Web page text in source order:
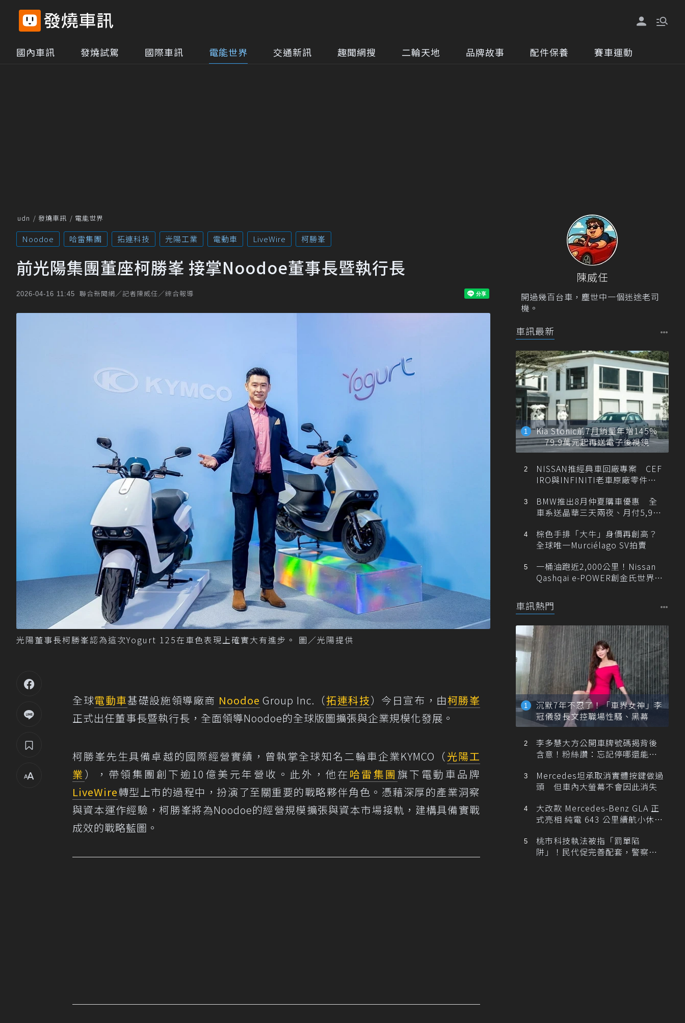
國內車訊 發燒試駕 國際車訊 電能世界 交通新訊 趣聞網搜 二輪天地 品牌故事 配件保養 賽車運動
udn 發燒車訊 電能世界
Noodoe 哈雷集團 拓連科技 光陽工業 電動車 LiveWire 柯勝峯
前光陽集團董座柯勝峯 接掌Noodoe董事長暨執行長
2026-04-16 11:45 聯合新聞網／記者陳威任／綜合報導
光陽董事長柯勝峯認為這次Yogurt 125在車色表現上確實大有進步。 圖／光陽提供
全球電動車基礎設施領導廠商 Noodoe Group Inc.（拓連科技）今日宣布，由柯勝峯
正式出任董事長暨執行長，全面領導Noodoe的全球版圖擴張與企業規模化發展。
柯勝峯先生具備卓越的國際經營實績，曾執掌全球知名二輪車企業KYMCO（光陽工
業 ），帶領集團創下逾10億美元年營收。此外，他在 哈雷集團 旗下電動車品牌
LiveWire轉型上市的過程中，扮演了至關重要的戰略夥伴角色。憑藉深厚的產業洞察
與資本運作經驗，柯勝峯將為Noodoe的經營規模擴張與資本市場接軌，建構具備實戰
成效的戰略藍圖。
陳威任
開過幾百台車，塵世中一個迷途老司
機。
車訊最新
Kia Stonic前7月銷量年增145%
79.9萬元起再送電子後視鏡
NISSAN推經典車回廠專案 CEF
IRO與INFINITI老車原廠零件最
BMW推出8月仲夏購車優惠 全
車系送晶華三天兩夜、月付5,900
棕色手排「大牛」身價再創高？
全球唯一Murciélago SV拍賣
一桶油跑近2,000公里！Nissan
Qashqai e-POWER創金氏世界紀
車訊熱門
沉默7年不忍了！「車界女神」李
冠儀發長文控職場性騷、黑幕
李多慧大方公開車牌號碼揭背後
含意！粉絲讚：忘記停哪還能幫
Mercedes坦承取消實體按鍵做過
頭 但車內大螢幕不會因此消失
大改款 Mercedes-Benz GLA 正
式亮相 純電 643 公里續航小休
桃市科技執法被指「罰單陷
阱」！民代促完善配套，警察局